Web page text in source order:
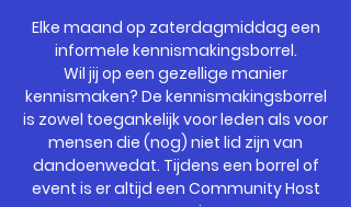
Elke maand op zaterdagmiddag een
informele kennismakingsborrel.
Wil jij op een gezellige manier
kennismaken? De kennismakingsborrel
is zowel toegankelijk voor leden als voor
mensen die (nog) niet lid zijn van
dandoenwedat. Tijdens een borrel of
event is er altijd een Community Host